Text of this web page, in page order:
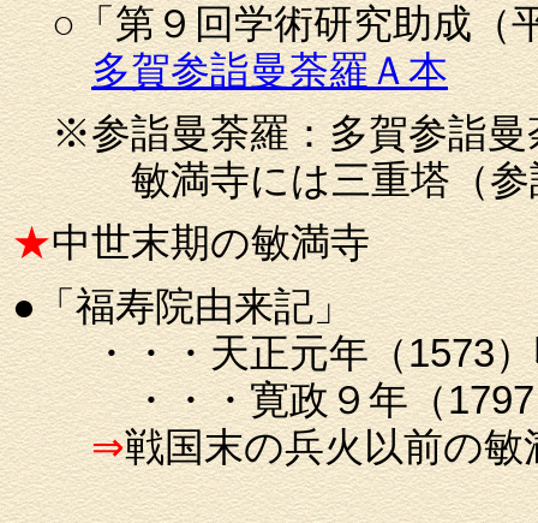
○「第９回学術研究助成（
多賀参詣曼荼羅Ａ本
※参詣曼荼羅：多賀参詣曼
敏満寺には三重塔（参詣
★中世末期の敏満寺
●「福寿院由来記」
・・・天正元年（1573）
・・・寛政９年（1797）
⇒戦国末の兵火以前の